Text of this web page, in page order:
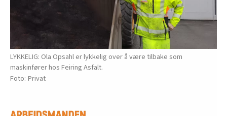
LYKKELIG: Ola Opsahl er lykkelig over å være tilbake som
maskinfører hos Feiring Asfalt.
Privat